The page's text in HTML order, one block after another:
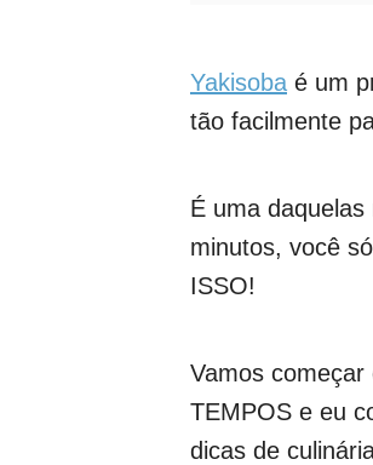
Yakisoba é um
tão facilmente
É uma
minutos, você
ISSO!
Vamos
TEMPOS e eu
dicas de